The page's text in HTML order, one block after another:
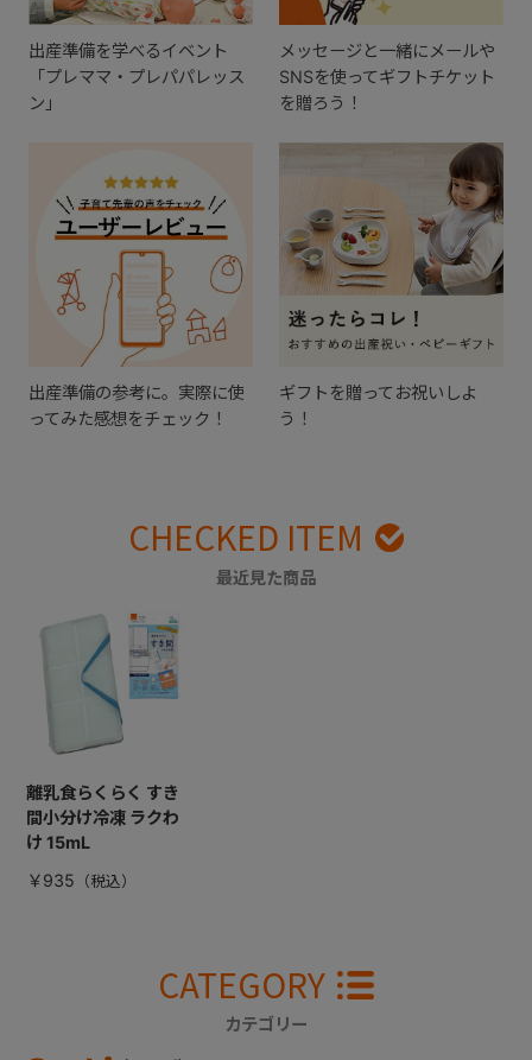
出産準備を学べるイベント
「プレママ・プレパパレッス
ン」
メッセージと一緒にメールや
SNSを使ってギフトチケット
を贈ろう！
出産準備の参考に。実際に使
ってみた感想をチェック！
ギフトを贈ってお祝いしよ
う！
CHECKED ITEM
最近見た商品
離乳食らくらく すき
間小分け冷凍 ラクわ
け 15mL
￥935
CATEGORY
カテゴリー